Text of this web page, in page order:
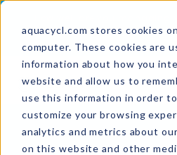
aquacycl.com stores cookies
computer. These cookies are
information about how you
website and allow us to
use this information in order to
customize your browsing
analytics and metrics about
on this website and other
Skip
primary
navigation
Skip
main
content
Skip
footer
Take the
Aquacycl